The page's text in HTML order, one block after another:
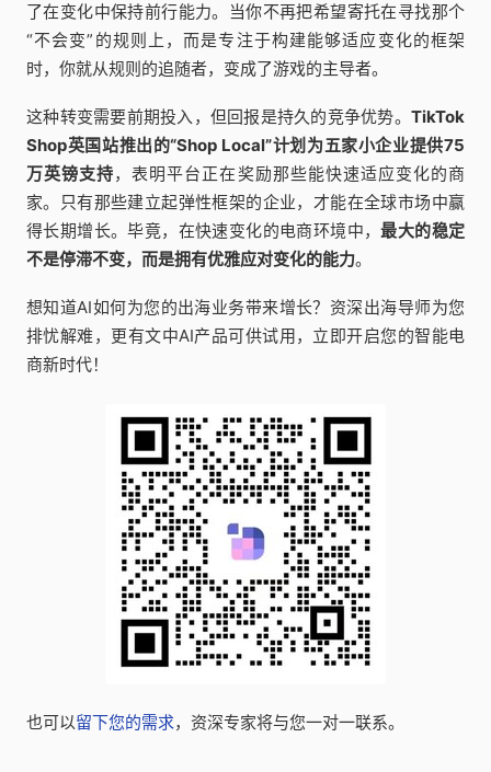
了在变化中保持前行能力。当你不再把希望寄托在寻找那个
“不会变”的规则上，而是专注于构建能够适应变化的框架
时，你就从规则的追随者，变成了游戏的主导者。
这种转变需要前期投入，但回报是持久的竞争优势。 TikTok
Shop英国站推出的“Shop Local”计划为五家小企业提供75
万英镑支持，表明平台正在奖励那些能快速适应变化的商
家。只有那些建立起弹性框架的企业，才能在全球市场中赢
得长期增长。毕竟，在快速变化的电商环境中，最大的稳定
不是停滞不变，而是拥有优雅应对变化的能力。
想知道AI如何为您的出海业务带来增长？资深出海导师为您
排忧解难，更有文中AI产品可供试用，立即开启您的智能电
商新时代！
也可以留下您的需求，资深专家将与您一对一联系。